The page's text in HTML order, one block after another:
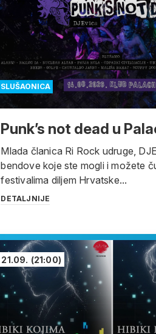
SLUŠAONICA
Punk’s not dead u
Mlada članica Ri Rock udruge,
bendove koje ste mogli i možete
festivalima diljem Hrvatske...
DETALJNIJE
21.09. (21:00)